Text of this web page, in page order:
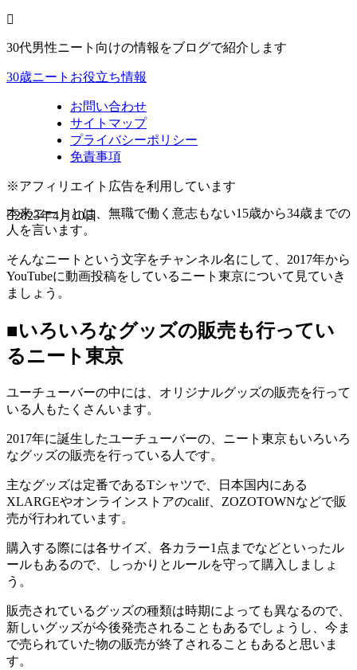
30代男性ニート向けの情報をブログで紹介します
30歳ニートお役立ち情報
お問い合わせ
サイトマップ
プライバシーポリシー
免責事項
※アフィリエイト広告を利用しています
2023年4月10日
本来ニートとは、無職で働く意志もない15歳から34歳までの
人を言います。
そんなニートという文字をチャンネル名にして、2017年から
YouTubeに動画投稿をしているニート東京について見ていき
ましょう。
■いろいろなグッズの販売も行ってい
るニート東京
ユーチューバーの中には、オリジナルグッズの販売を行って
いる人もたくさんいます。
2017年に誕生したユーチューバーの、ニート東京もいろいろ
なグッズの販売を行っている人です。
主なグッズは定番であるTシャツで、日本国内にある
XLARGEやオンラインストアのcalif、ZOZOTOWNなどで販
売が行われています。
購入する際には各サイズ、各カラー1点までなどといったル
ールもあるので、しっかりとルールを守って購入しましょ
う。
販売されているグッズの種類は時期によっても異なるので、
新しいグッズが今後発売されることもあるでしょうし、今ま
で売られていた物の販売が終了されることもあると思いま
す。